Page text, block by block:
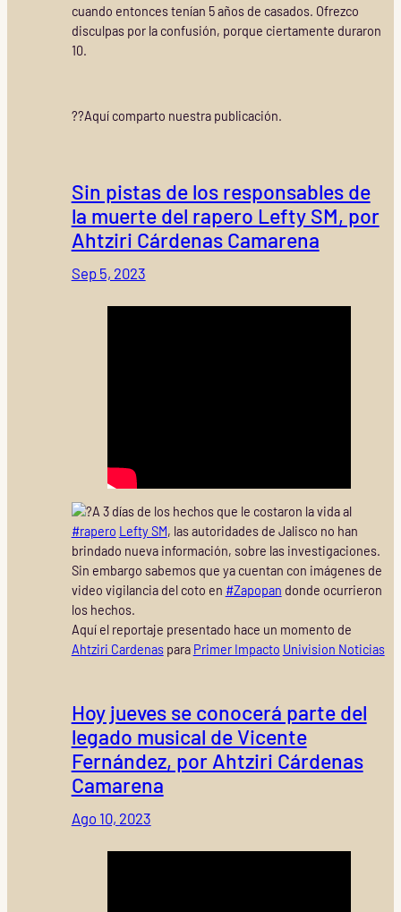
cuando entonces tenían 5 años de casados. Ofrezco
disculpas por la confusión, porque ciertamente duraron
10.
??Aquí comparto nuestra publicación.
Sin pistas de los responsables de
la muerte del rapero Lefty SM, por
Ahtziri Cárdenas Camarena
Sep 5, 2023
A 3 días de los hechos que le costaron la vida al
#rapero Lefty SM, las autoridades de Jalisco no han
brindado nueva información, sobre las investigaciones.
Sin embargo sabemos que ya cuentan con imágenes de
video vigilancia del coto en #Zapopan donde ocurrieron
los hechos.
Aquí el reportaje presentado hace un momento de
Ahtziri Cardenaspara Primer Impacto Univision Noticias
Hoy jueves se conocerá parte del
legado musical de Vicente
Fernández, por Ahtziri Cárdenas
Camarena
Ago 10, 2023